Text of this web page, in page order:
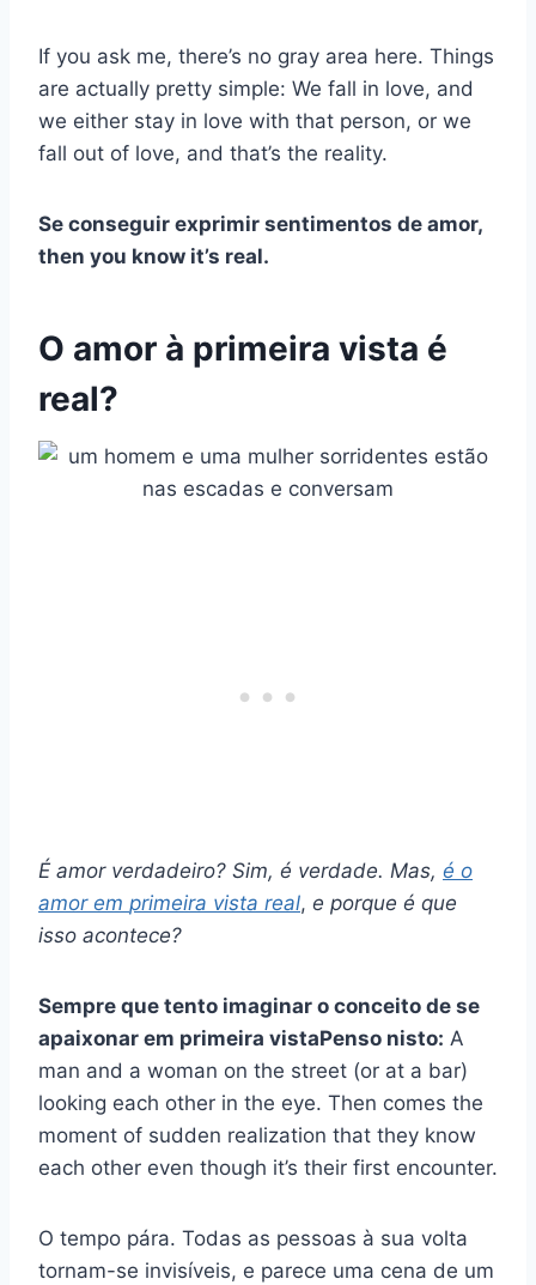
If you ask me, there’s no gray area here. Things
are actually pretty simple: We fall in love, and
we either stay in love with that person, or we
fall out of love, and that’s the reality.
Se conseguir exprimir sentimentos de amor,
then you know it’s real.
O amor à primeira vista é
real?
É amor verdadeiro? Sim, é verdade. Mas, é o
amor em primeira vista real, e porque é que
isso acontece?
Sempre que tento imaginar o conceito de se
apaixonar em primeira vistaPenso nisto: A
man and a woman on the street (or at a bar)
looking each other in the eye. Then comes the
moment of sudden realization that they know
each other even though it’s their first encounter.
O tempo pára. Todas as pessoas à sua volta
tornam-se invisíveis, e parece uma cena de um